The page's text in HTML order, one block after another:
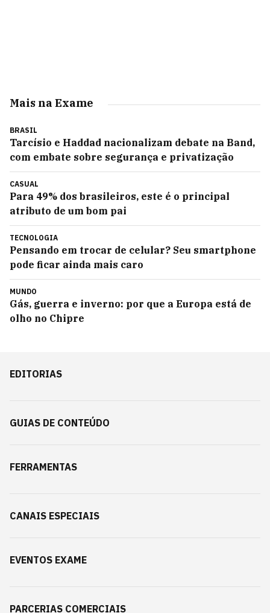
Mais na Exame
BRASIL
Tarcísio e Haddad nacionalizam debate na Band,
com embate sobre segurança e privatização
CASUAL
Para 49% dos brasileiros, este é o principal
atributo de um bom pai
TECNOLOGIA
Pensando em trocar de celular? Seu smartphone
pode ficar ainda mais caro
MUNDO
Gás, guerra e inverno: por que a Europa está de
olho no Chipre
EDITORIAS
GUIAS DE CONTEÚDO
FERRAMENTAS
CANAIS ESPECIAIS
EVENTOS EXAME
PARCERIAS COMERCIAIS